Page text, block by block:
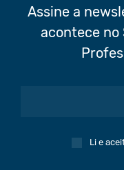
Assine a
acontece no
Li e